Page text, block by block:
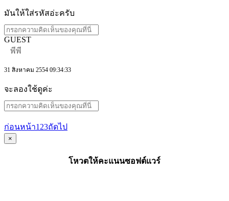
มันให้ใส่รหัสอ่ะครับ
GUEST
พีพี
31 สิงหาคม 2554 09:34:33
จะลองใช้ดูค่ะ
ก่อนหน้า1 23ถัดไป
×
โหวตให้คะแนนซอฟต์แวร์